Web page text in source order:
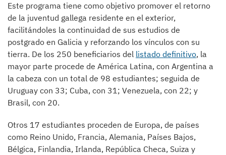
Este programa tiene como objetivo promover el retorno
de la juventud gallega residente en el exterior,
facilitándoles la continuidad de sus estudios de
postgrado en Galicia y reforzando los vínculos con su
tierra. De los 250 beneficiarios del listado definitivo, la
mayor parte procede de América Latina, con Argentina a
la cabeza con un total de 98 estudiantes; seguida de
Uruguay con 33; Cuba, con 31; Venezuela, con 22; y
Brasil, con 20.
Otros 17 estudiantes proceden de Europa, de países
como Reino Unido, Francia, Alemania, Países Bajos,
Bélgica, Finlandia, Irlanda, República Checa, Suiza y